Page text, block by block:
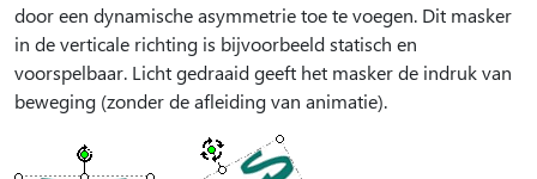
door een dynamische asymmetrie toe te voegen. Dit masker
in de verticale richting is bijvoorbeeld statisch en
voorspelbaar. Licht gedraaid geeft het masker de indruk van
beweging (zonder de afleiding van animatie).